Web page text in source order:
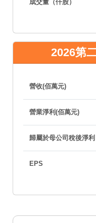
成交量（仟股）
2026第
營收(佰萬元)
營業淨利(佰萬元)
歸屬於母公司稅後淨利
EPS